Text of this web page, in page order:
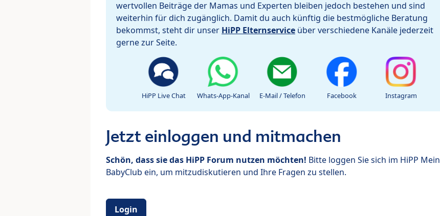
wertvollen Beiträge der Mamas und Experten bleiben jedoch bestehen und sind
weiterhin für dich zugänglich. Damit du auch künftig die bestmögliche Beratung
bekommst, steht dir unser HiPP Elternservice über verschiedene Kanäle jederzeit
gerne zur Seite.
HiPP Live Chat Whats-App-Kanal E-Mail / Telefon Facebook Instagram
Jetzt einloggen und mitmachen
Schön, dass sie das HiPP Forum nutzen möchten! Bitte loggen Sie sich im HiPP Mein
BabyClub ein, um mitzudiskutieren und Ihre Fragen zu stellen.
Login